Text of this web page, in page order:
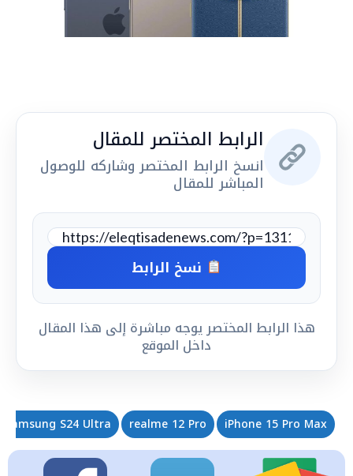
الرابط المختصر للمقال
انسخ الرابط المختصر وشاركه للوصول
المباشر للمقال
نسخ الرابط
هذا الرابط المختصر يوجه مباشرة إلى هذا المقال
داخل الموقع
iPhone 15 Pro Max
realme 12 Pro
Samsung S24 Ultra